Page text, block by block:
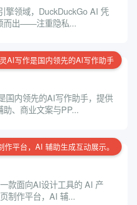
擎领域，DuckDuckGo AI 凭
而出——注重隐私...
AI写作是国内领先的AI写作助手
国内领先的AI写作助手，提供
、商业文案与PP...
作平台，AI 辅助生成互动展示。
款面向AI设计工具的 AI 产
制作平台，AI 辅...